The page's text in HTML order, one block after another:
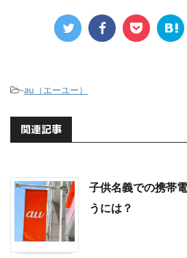
-au（エーユー）
関連記事
子供名義での携帯
うには？